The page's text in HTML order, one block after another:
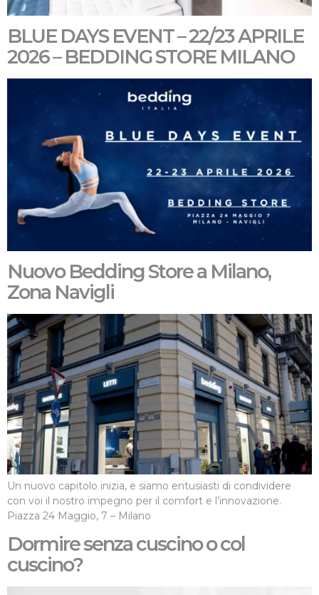
BLUE DAYS EVENT – 22/23 APRILE
2026 – BEDDING STORE MILANO
Nuovo Bedding Store a Milano,
Zona Navigli
Un nuovo capitolo inizia, e siamo entusiasti di condividere
con voi il nostro impegno per il comfort e l’innovazione.
Piazza 24 Maggio, 7 – Milano
Dormire senza cuscino o col
cuscino?